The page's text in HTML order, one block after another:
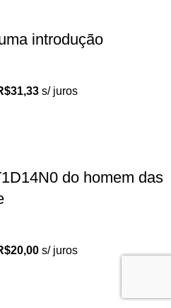
introdução
31,33 s/ juros
do homem das
20,00 s/ juros